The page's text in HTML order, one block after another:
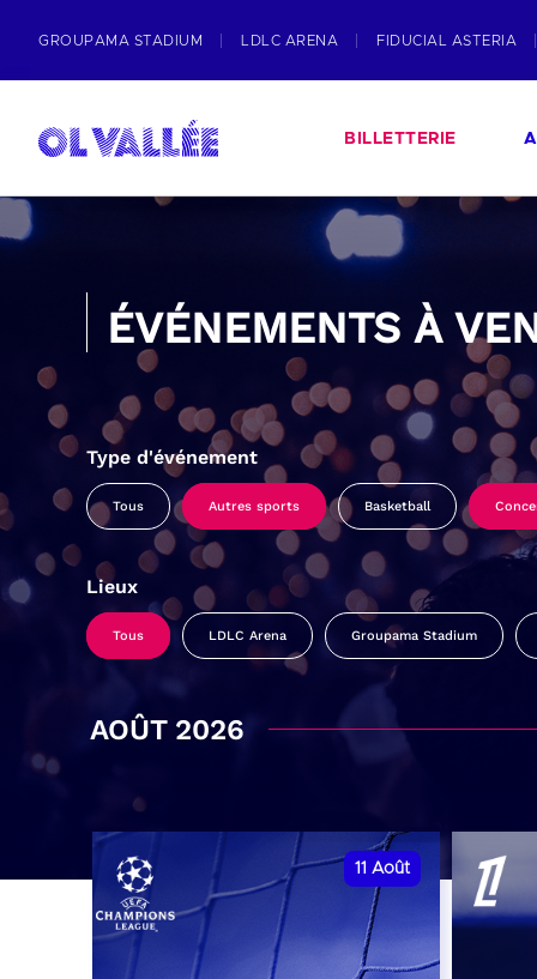
GROUPAMA STADIUM LDLC ARENA FIDUCIAL ASTERIA
BILLETTERIE
ÉVÉNEMENTS À
Type d'événement
Tous Autres sports Basketball
Lieux
Tous LDLC Arena Groupama Stadium
AOÛT 2026
11 Août